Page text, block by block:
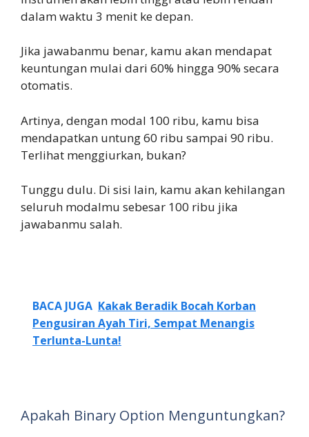
dalam waktu 3 menit ke depan.
Jika jawabanmu benar, kamu akan mendapat
keuntungan mulai dari 60% hingga 90% secara
otomatis.
Artinya, dengan modal 100 ribu, kamu bisa
mendapatkan untung 60 ribu sampai 90 ribu.
Terlihat menggiurkan, bukan?
Tunggu dulu. Di sisi lain, kamu akan kehilangan
seluruh modalmu sebesar 100 ribu jika
jawabanmu salah.
BACA JUGA Kakak Beradik Bocah Korban
Pengusiran Ayah Tiri, Sempat Menangis
Terlunta-Lunta!
Apakah Binary Option Menguntungkan?